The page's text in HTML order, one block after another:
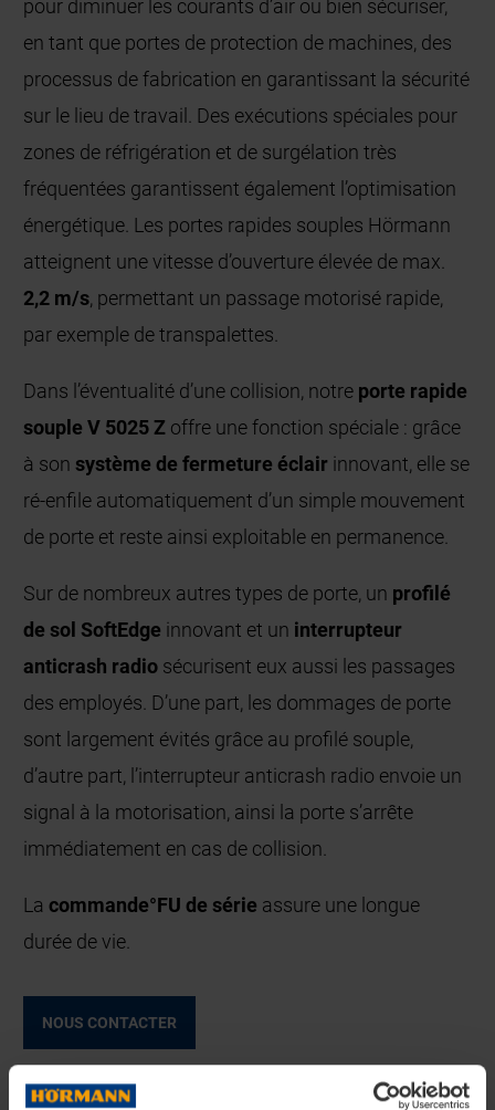
pour diminuer les courants d’air ou bien sécuriser,
en tant que portes de protection de machines, des
processus de fabrication en garantissant la sécurité
sur le lieu de travail. Des exécutions spéciales pour
zones de réfrigération et de surgélation très
fréquentées garantissent également l’optimisation
énergétique. Les portes rapides souples Hörmann
atteignent une vitesse d’ouverture élevée de max.
2,2 m/s, permettant un passage motorisé rapide,
par exemple de transpalettes.
Dans l’éventualité d’une collision, notre porte rapide
souple V 5025 Z offre une fonction spéciale : grâce
à son système de fermeture éclair innovant, elle se
ré-enfile automatiquement d’un simple mouvement
de porte et reste ainsi exploitable en permanence.
Sur de nombreux autres types de porte, un profilé
de sol SoftEdge innovant et un interrupteur
anticrash radio sécurisent eux aussi les passages
des employés. D’une part, les dommages de porte
sont largement évités grâce au profilé souple,
d’autre part, l’interrupteur anticrash radio envoie un
signal à la motorisation, ainsi la porte s’arrête
immédiatement en cas de collision.
Lacommande°FU de série assure une longue
durée de vie.
NOUS CONTACTER